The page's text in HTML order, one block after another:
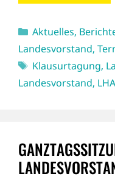
Kategorien
Aktuelles,
Landesvorstand,
Schlagwörter
Klausurtagung,
Landesvorstand, LHA